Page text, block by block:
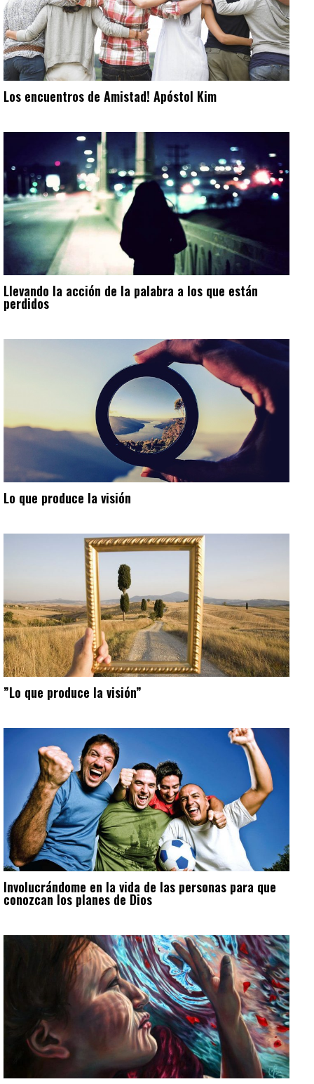
Los encuentros de Amistad! Apóstol Kim
Llevando la acción de la palabra a los que están
perdidos
Lo que produce la visión
”Lo que produce la visión”
Involucrándome en la vida de las personas para que
conozcan los planes de Dios